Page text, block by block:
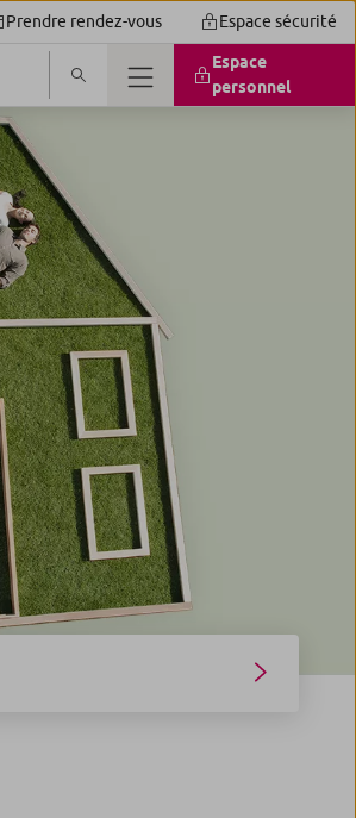
Prendre rendez-vous Espace sécurité
Espace
personnel